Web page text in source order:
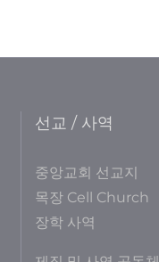
선교 / 사역
중앙교회 선교지
목장 Cell Church
장학 사역